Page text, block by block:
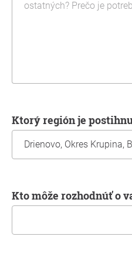
Ktorý región je
Kto môže rozhodnúť o